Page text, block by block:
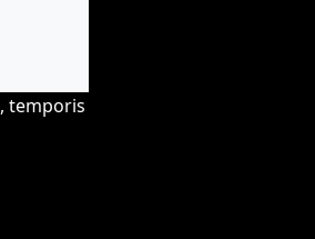
temporis